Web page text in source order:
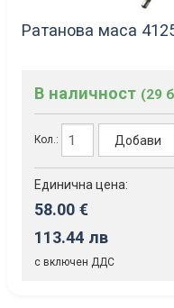
Ратанова маса
В наличност (29
Кол.: Добави
Единична цена:
58.00 €
113.44 лв
с включен ДДС